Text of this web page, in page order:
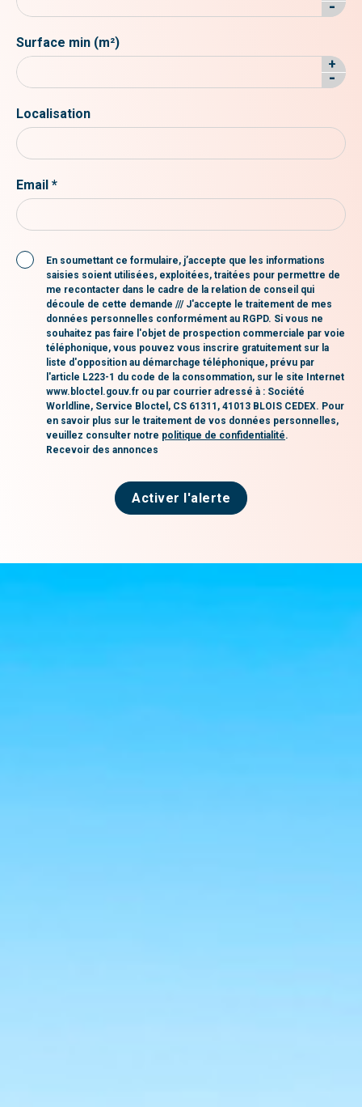
-
Surface min (m²)
-
+
Localisation
Email *
En soumettant ce formulaire, j’accepte que les informations
saisies soient utilisées, exploitées, traitées pour permettre de
me recontacter dans le cadre de la relation de conseil qui
découle de cette demande /// J'accepte le traitement de mes
données personnelles conformément au RGPD. Si vous ne
souhaitez pas faire l'objet de prospection commerciale par voie
téléphonique, vous pouvez vous inscrire gratuitement sur la
liste d'opposition au démarchage téléphonique, prévu par
l'article L223-1 du code de la consommation, sur le site Internet
www.bloctel.gouv.fr ou par courrier adressé à : Société
Worldline, Service Bloctel, CS 61311, 41013 BLOIS CEDEX. Pour
en savoir plus sur le traitement de vos données personnelles,
veuillez consulter notre politique de confidentialité.
Recevoir des annonces
Activer l'alerte